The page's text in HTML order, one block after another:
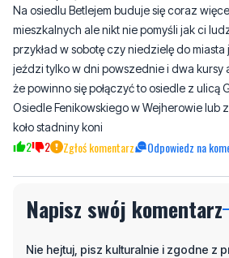
Na osiedlu Betlejem buduje się coraz
mieszkalnych ale nikt nie pomyśli jak ci
przykład w sobotę czy niedzielę do miasta
jeździ tylko w dni powszednie i dwa kursy
że powinno się połączyć to osiedle z ulicą
Osiedle Fenikowskiego w Wejherowie lub
koło stadniny koni
2 2 Zgłoś komentarz Odpowiedz na
Napisz swój komentarz
Nie hejtuj, pisz kulturalnie i zgodne z